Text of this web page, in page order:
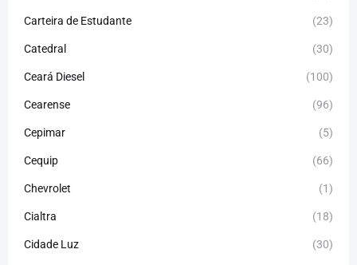
Carteira de Estudante (23)
Catedral (30)
Ceará Diesel (100)
Cearense (96)
Cepimar (5)
Cequip (66)
Chevrolet (1)
Cialtra (18)
Cidade Luz (30)